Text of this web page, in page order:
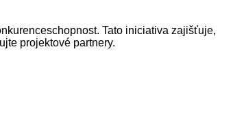
Tato iniciativa zajišťuje,
projektové partnery.